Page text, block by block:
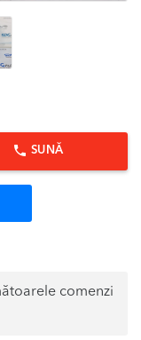
SUNĂ
comenzi